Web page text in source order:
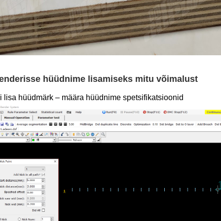
hüüdnime lisamiseks mitu võimalust
lisa hüüdmärk – määra hüüdnime spetsifikatsioonid